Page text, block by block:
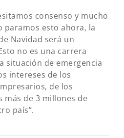
consenso y mucho
paramos esto ahora, la
Navidad será un
no es una carrera
situación de emergencia
intereses de los
de los
más de 3 millones de
país”.